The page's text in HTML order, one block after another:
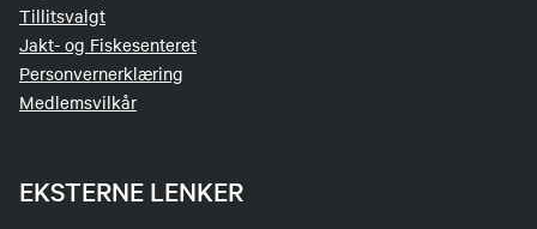
Tillitsvalgt
Jakt- og Fiskesenteret
Personvernerklæring
Medlemsvilkår
EKSTERNE LENKER